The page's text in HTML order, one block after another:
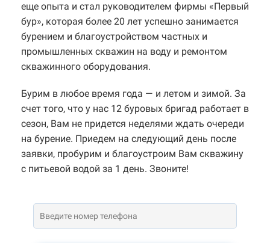
еще опыта и стал руководителем фирмы «Первый
бур», которая более 20 лет успешно занимается
бурением и благоустройством частных и
промышленных скважин на воду и ремонтом
скважинного оборудования.
Бурим в любое время года — и летом и зимой. За
счет того, что у нас 12 буровых бригад работает в
сезон, Вам не придется неделями ждать очереди
на бурение. Приедем на следующий день после
заявки, пробурим и благоустроим Вам скважину
с питьевой водой за 1 день. Звоните!